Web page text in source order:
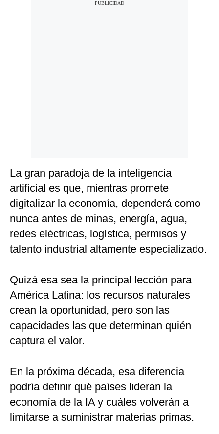
La gran paradoja de la inteligencia
artificial es que, mientras promete
digitalizar la economía, dependerá como
nunca antes de minas, energía, agua,
redes eléctricas, logística, permisos y
talento industrial altamente especializado.
Quizá esa sea la principal lección para
América Latina: los recursos naturales
crean la oportunidad, pero son las
capacidades las que determinan quién
captura el valor.
En la próxima década, esa diferencia
podría definir qué países lideran la
economía de la IA y cuáles volverán a
limitarse a suministrar materias primas.